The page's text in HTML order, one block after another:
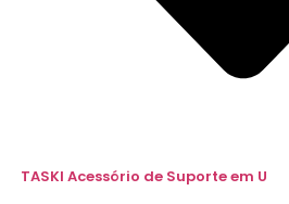
TASKI Acessório de Suporte em U